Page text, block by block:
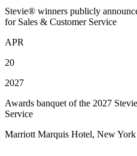
Stevie® winners publicly
for Sales & Customer Service
APR
20
2027
Awards banquet of the 2027
Service
Marriott Marquis Hotel, New